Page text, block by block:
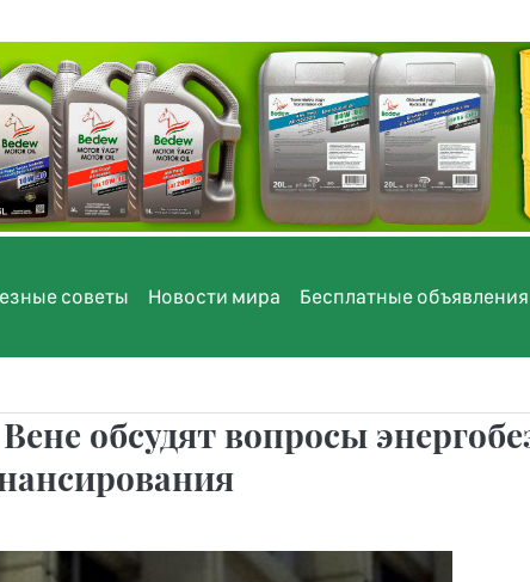
советы Новости мира Бесплатные объявления
обсудят вопросы